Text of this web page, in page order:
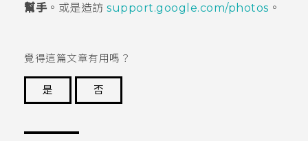
幫手。或是造訪 support.google.com/photos 。
覺得這篇文章有用嗎？
是
否